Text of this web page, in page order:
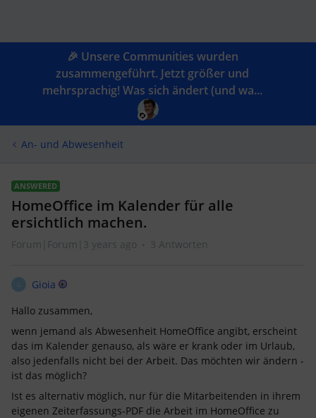
🎉 Unsere Communities wurden
zusammengeführt. Jetzt größer und
mehrsprachig! Was sich ändert (und wa...
An- und Abwesenheit
ANSWERED
HomeOffice im Kalender für alle
ersichtlich machen.
Forum|Forum|3 years ago 3 Antworten
Gioia
Hallo zusammen,
wenn jemand als Abwesenheit HomeOffice angibt, erscheint
das im Kalender genauso, als wäre er krank oder im Urlaub,
also jedenfalls nicht bei der Arbeit. Das möchten wir ändern -
ist das möglich?
Ist es alternativ möglich, nur für die Mitarbeitenden in ihrem
eigenen Zeiterfassungs-PDF die Arbeit im HomeOffice zu